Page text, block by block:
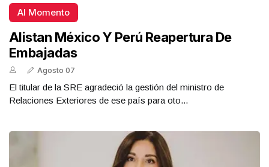
Al Momento
Alistan México Y Perú Reapertura De
Embajadas
Agosto 07
El titular de la SRE agradeció la gestión del ministro de
Relaciones Exteriores de ese país para oto...